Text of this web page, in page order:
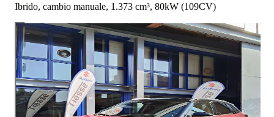
Ibrido, cambio manuale, 1.373 cm³, 80kW (109CV)